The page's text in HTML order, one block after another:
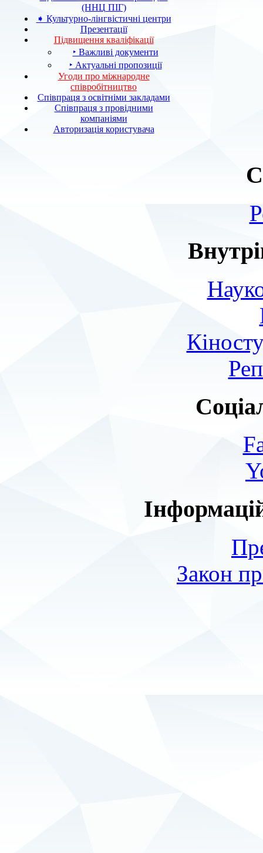
(ННЦ ПІГ)
➧ Культурно-лінгвістичні центри
Презентації
Підвищення кваліфікації
‣ Важливі документи
‣ Актуальні пропозиції
Угоди про міжнародне
співробітництво
Співпраця з освітніми закладами
Співпраця з провідними
компаніями
Авторизація користувача
Закон